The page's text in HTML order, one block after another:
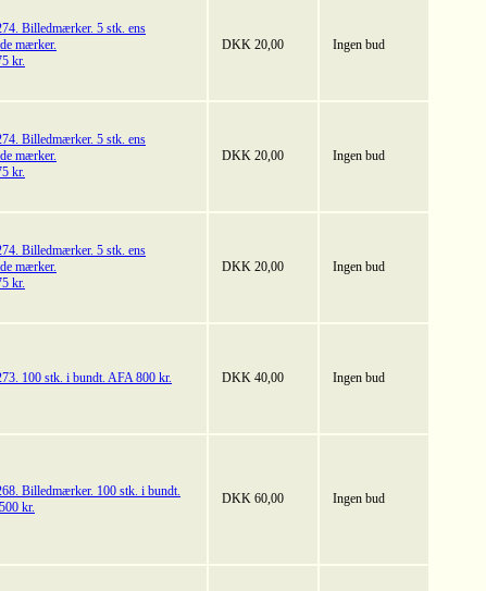
Billedmærker. 5 stk. ens
mærker.
kr.
DKK 20,00 Ingen bud
Billedmærker. 5 stk. ens
mærker.
kr.
DKK 20,00 Ingen bud
Billedmærker. 5 stk. ens
mærker.
kr.
DKK 20,00 Ingen bud
100 stk. i bundt. AFA 800 kr. DKK 40,00 Ingen bud
Billedmærker. 100 stk. i bundt.
kr.
DKK 60,00 Ingen bud